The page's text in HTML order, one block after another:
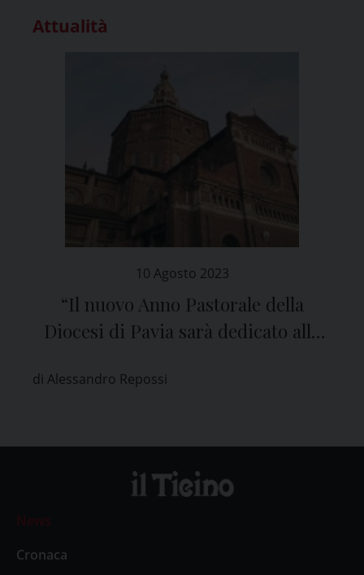
Attualità
10 Agosto 2023
“Il nuovo Anno Pastorale della
Diocesi di Pavia sarà dedicato alla
di Alessandro Repossi
News
Cronaca